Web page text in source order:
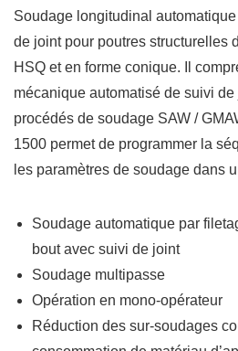
Soudage longitudinal
de joint pour poutres structurelles
HSQ et en forme conique. Il
mécanique automatisé de suivi
procédés de soudage SAW /
1500 permet de programmer la
les paramètres de soudage dans
Soudage automatique par
bout avec suivi de joint
Soudage multipasse
Opération en mono-opérateur
Réduction des sur-soudages